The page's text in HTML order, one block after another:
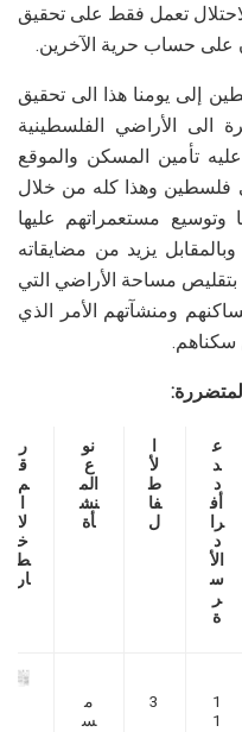
تعمل فقط على تحقيق
على حساب حرية الآخرين.
إلى يومنا هذا الى تحقيق
الى الأراضي الفلسطينية
تأمين المسكن والموقع
فلسطين وهذا كله من خلال
وتوسيع مستعمراتهم عليها
وبالمقابل يزيد من مضايقاته
بتقليص مساحة الأراضي التي
ومنشآتهم الأمر الذي
سكناهم.
ع
د
د
أف
را
د
الأ
س
ر
ة
لأ
ط
فا
ل
نو
ع
الم
نش
أة
ر
ق
م
لا
خ
ط
ار
1
1
3
م
س